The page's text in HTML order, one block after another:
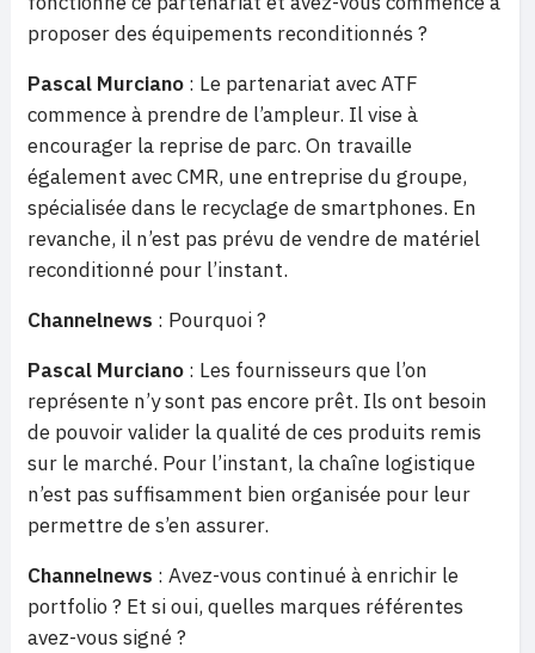
proposer des équipements reconditionnés ?
Pascal Murciano : Le partenariat avec ATF
commence à prendre de l’ampleur. Il vise à
encourager la reprise de parc. On travaille
également avec CMR, une entreprise du groupe,
spécialisée dans le recyclage de smartphones. En
revanche, il n’est pas prévu de vendre de matériel
reconditionné pour l’instant.
Channelnews : Pourquoi ?
Pascal Murciano : Les fournisseurs que l’on
représente n’y sont pas encore prêt. Ils ont besoin
de pouvoir valider la qualité de ces produits remis
sur le marché. Pour l’instant, la chaîne logistique
n’est pas suffisamment bien organisée pour leur
permettre de s’en assurer.
Channelnews : Avez-vous continué à enrichir le
portfolio ? Et si oui, quelles marques référentes
avez-vous signé ?